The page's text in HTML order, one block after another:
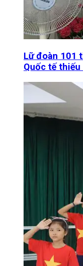
Lữ đoàn 101
Quốc tế